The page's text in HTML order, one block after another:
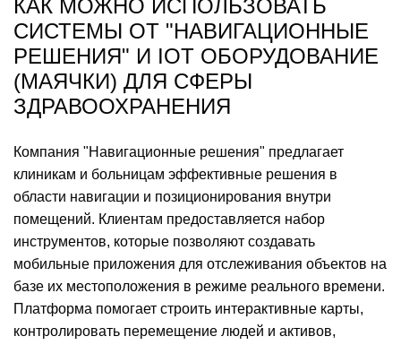
КАК МОЖНО ИСПОЛЬЗОВАТЬ
СИСТЕМЫ ОТ "НАВИГАЦИОННЫЕ
РЕШЕНИЯ" И IOT ОБОРУДОВАНИЕ
(МАЯЧКИ) ДЛЯ СФЕРЫ
ЗДРАВООХРАНЕНИЯ
Компания "Навигационные решения" предлагает
клиникам и больницам эффективные решения в
области навигации и позиционирования внутри
помещений. Клиентам предоставляется набор
инструментов, которые позволяют создавать
мобильные приложения для отслеживания объектов на
базе их местоположения в режиме реального времени.
Платформа помогает строить интерактивные карты,
контролировать перемещение людей и активов,